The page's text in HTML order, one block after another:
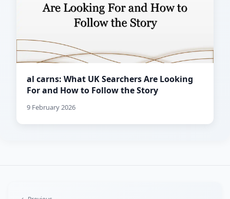
al carns: What UK Searchers Are Looking
For and How to Follow the Story
9 February 2026